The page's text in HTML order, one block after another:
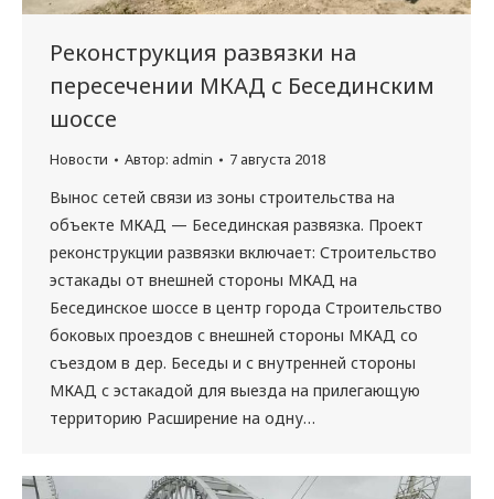
Реконструкция развязки на
пересечении МКАД с Бесединским
шоссе
Новости Автор: admin 7 августа 2018
Вынос сетей связи из зоны строительства на
объекте МКАД — Бесединская развязка. Проект
реконструкции развязки включает: Строительство
эстакады от внешней стороны МКАД на
Бесединское шоссе в центр города Строительство
боковых проездов с внешней стороны МКАД со
съездом в дер. Беседы и с внутренней стороны
МКАД с эстакадой для выезда на прилегающую
территорию Расширение на одну…